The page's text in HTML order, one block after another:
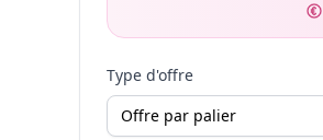
Type d'offre